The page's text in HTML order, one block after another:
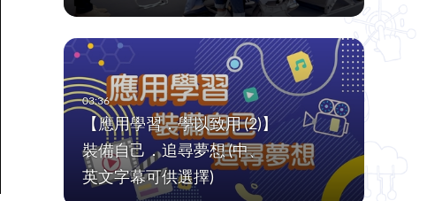
【應用學習．學以致用 (2)】
裝備自己．追尋夢想 (中、
英文字幕可供選擇)